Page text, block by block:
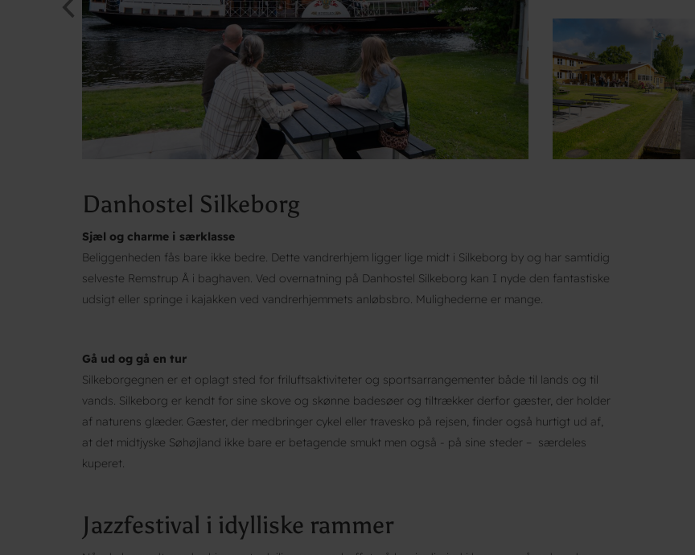
Danhostel Silkeborg
Sjæl og charme i særklasse
Beliggenheden fås bare ikke bedre. Dette vandrerhjem ligger lige midt i Silkeborg by og har samtidig
selveste Remstrup Å i baghaven. Ved overnatning på Danhostel Silkeborg kan I nyde den fantastiske
udsigt eller springe i kajakken ved vandrerhjemmets anløbsbro. Mulighederne er mange.
Gå ud og gå en tur
Silkeborgegnen er et oplagt sted for friluftsaktiviteter og sportsarrangementer både til lands og til
vands. Silkeborg er kendt for sine skove og skønne badesøer og tiltrækker derfor gæster, der holder
af naturens glæder. Gæster, der medbringer cykel eller travesko på rejsen, finder også hurtigt ud af,
at det midtjyske Søhøjland ikke bare er betagende smukt men også - på sine steder – særdeles
kuperet.
Jazzfestival i idylliske rammer